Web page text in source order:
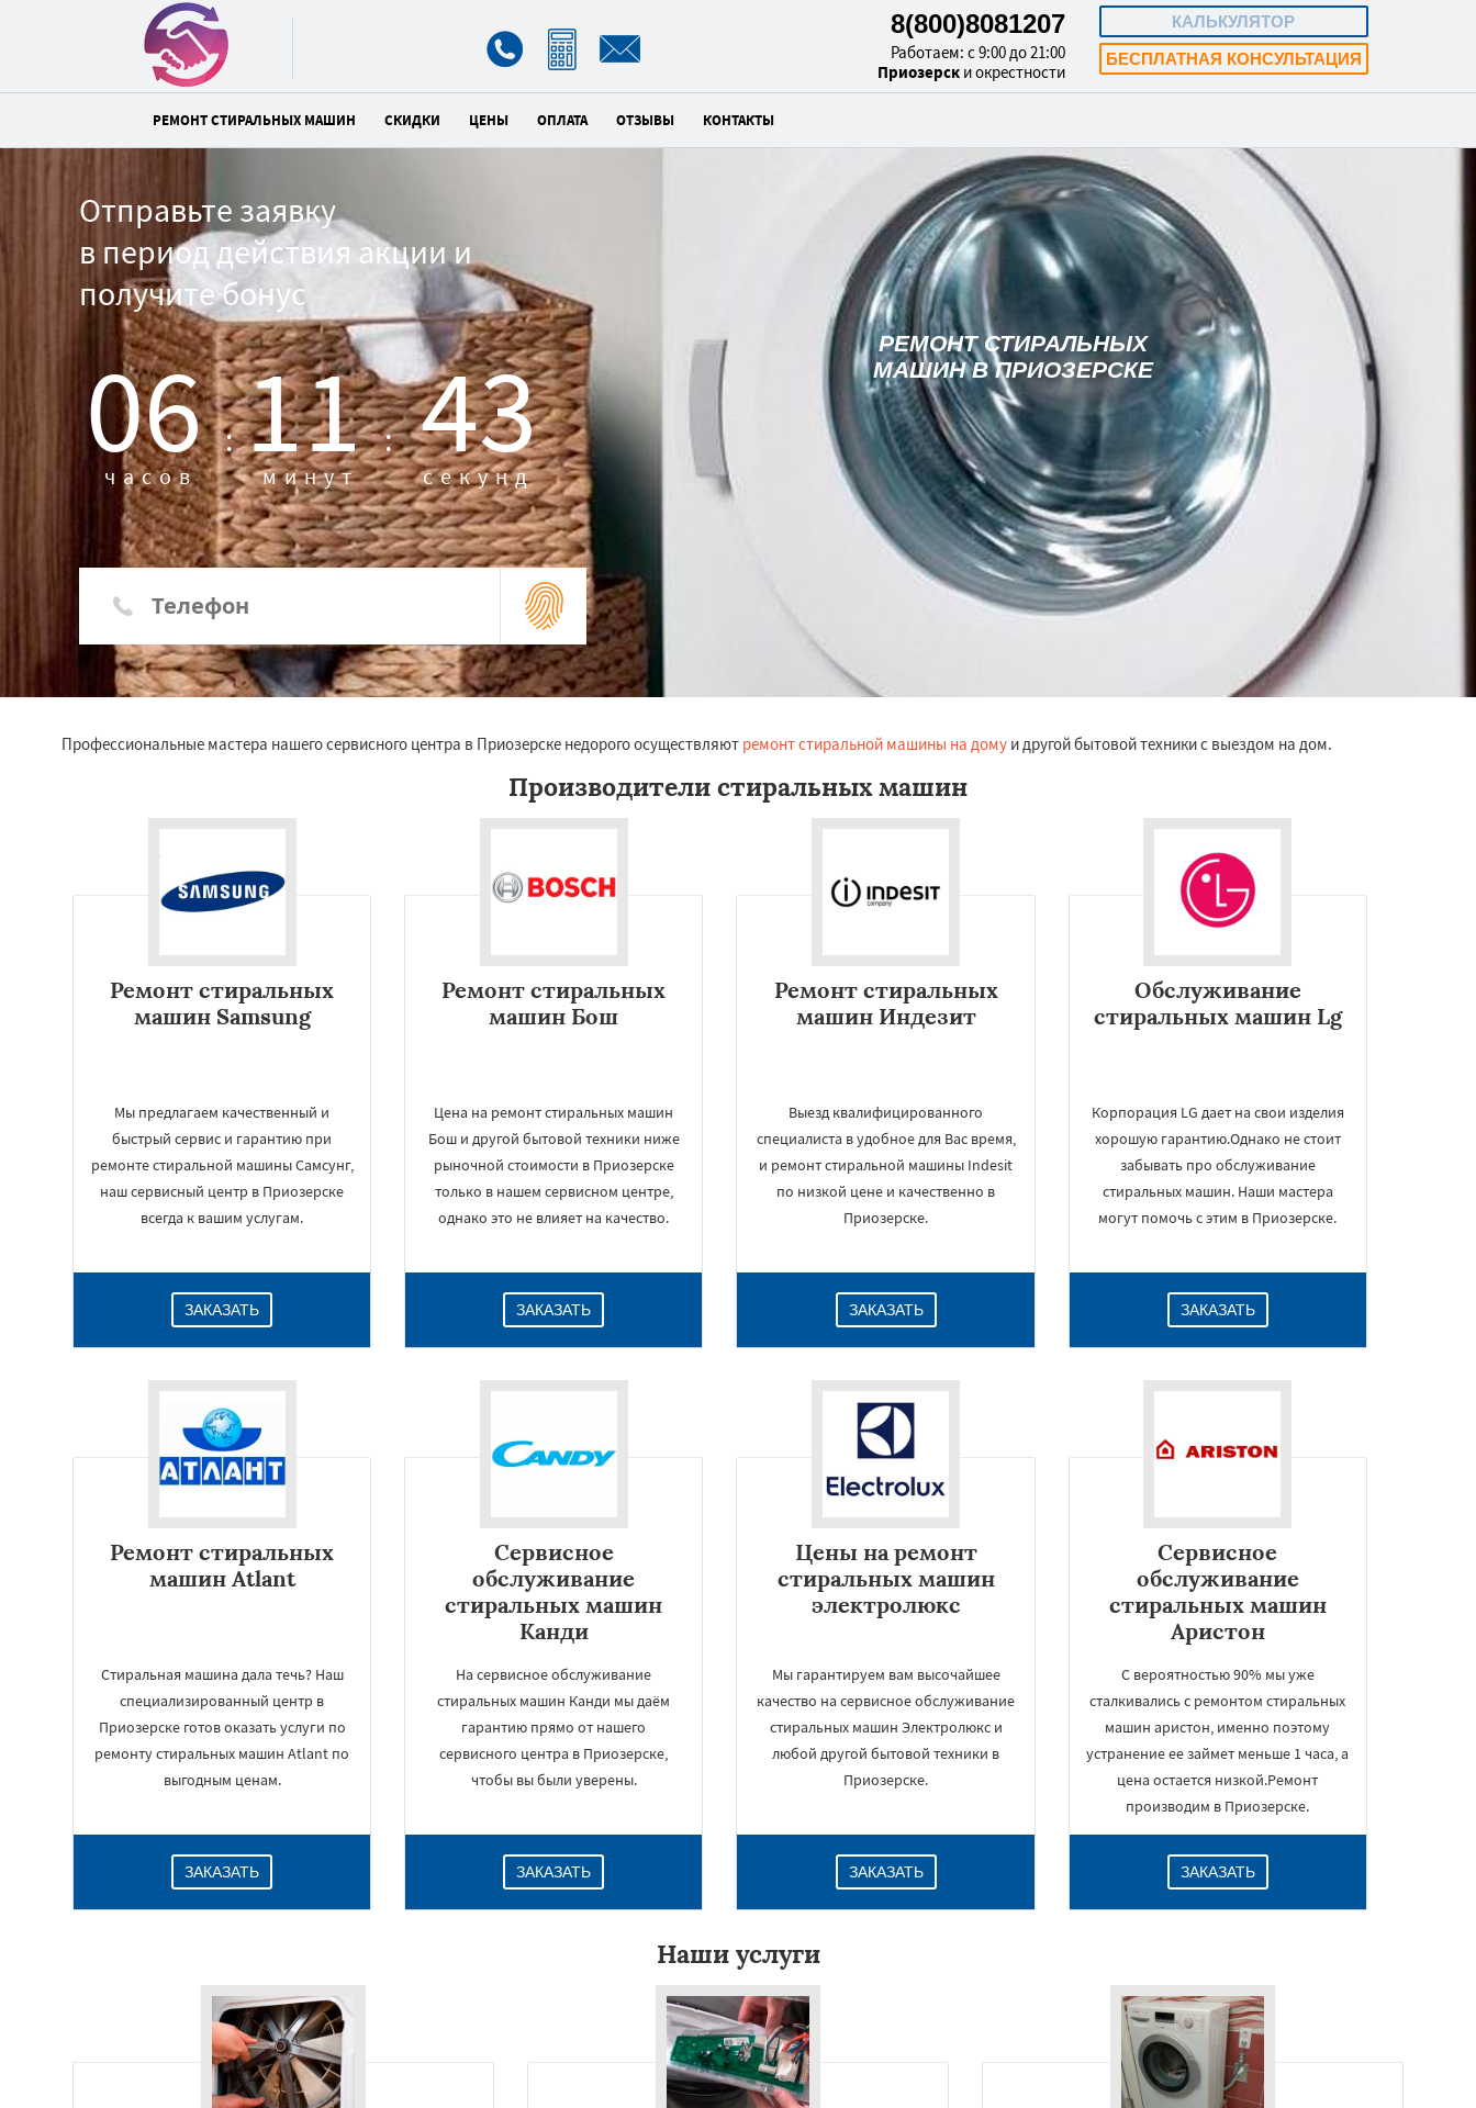
КАЛЬКУЛЯТОР
БЕСПЛАТНАЯ КОНСУЛЬТАЦИЯ
8(800)8081207
Работаем: с 9:00 до 21:00
Приозерск и окрестности
РЕМОНТ СТИРАЛЬНЫХ МАШИН СКИДКИ ЦЕНЫ ОПЛАТА ОТЗЫВЫ КОНТАКТЫ
Отправьте заявку
в период действия акции и
получите бонус
06 :
часов 11 :
минут 42
секунд
РЕМОНТ СТИРАЛЬНЫХ
МАШИН В ПРИОЗЕРСКЕ
Профессиональные мастера нашего сервисного центра в Приозерске недорого осуществляют ремонт стиральной машины на дому и другой бытовой техники с выездом на дом.
Производители стиральных машин
Ремонт стиральных
машин Samsung
Мы предлагаем качественный и
быстрый сервис и гарантию при
ремонте стиральной машины Самсунг,
наш сервисный центр в Приозерске
всегда к вашим услугам.
ЗАКАЗАТЬ
Ремонт стиральных
машин Бош
Цена на ремонт стиральных машин
Бош и другой бытовой техники ниже
рыночной стоимости в Приозерске
только в нашем сервисном центре,
однако это не влияет на качество.
ЗАКАЗАТЬ
Ремонт стиральных
машин Индезит
Выезд квалифицированного
специалиста в удобное для Вас время,
и ремонт стиральной машины Indesit
по низкой цене и качественно в
Приозерске.
ЗАКАЗАТЬ
Обслуживание
стиральных машин Lg
Корпорация LG дает на свои изделия
хорошую гарантию.Однако не стоит
забывать про обслуживание
стиральных машин. Наши мастера
могут помочь с этим в Приозерске.
ЗАКАЗАТЬ
Ремонт стиральных
машин Atlant
Стиральная машина дала течь? Наш
специализированный центр в
Приозерске готов оказать услуги по
ремонту стиральных машин Atlant по
выгодным ценам.
ЗАКАЗАТЬ
Сервисное
обслуживание
стиральных машин
Канди
На сервисное обслуживание
стиральных машин Канди мы даём
гарантию прямо от нашего
сервисного центра в Приозерске,
чтобы вы были уверены.
ЗАКАЗАТЬ
Цены на ремонт
стиральных машин
электролюкс
Мы гарантируем вам высочайшее
качество на сервисное обслуживание
стиральных машин Электролюкс и
любой другой бытовой техники в
Приозерске.
ЗАКАЗАТЬ
Сервисное
обслуживание
стиральных машин
Аристон
С вероятностью 90% мы уже
сталкивались с ремонтом стиральных
машин аристон, именно поэтому
устранение ее займет меньше 1 часа, а
цена остается низкой.Ремонт
производим в Приозерске.
ЗАКАЗАТЬ
Наши услуги
×
Даю согласие на обработку персональных данных